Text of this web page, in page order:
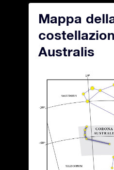
Mappa
Australis